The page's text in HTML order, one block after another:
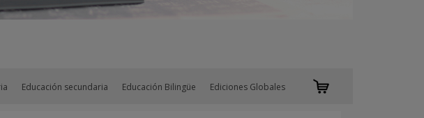
Educación secundaria Educación Bilingüe Ediciones Globales